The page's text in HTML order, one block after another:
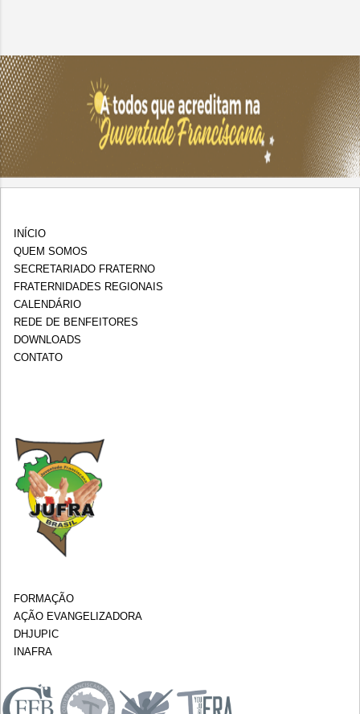
INÍCIO
QUEM SOMOS
SECRETARIADO FRATERNO
FRATERNIDADES REGIONAIS
CALENDÁRIO
REDE DE BENFEITORES
DOWNLOADS
CONTATO
FORMAÇÃO
AÇÃO EVANGELIZADORA
DHJUPIC
INAFRA